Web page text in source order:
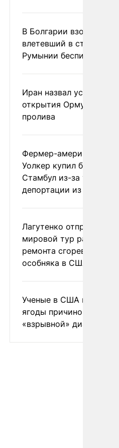
В Болгарии взорвался
влетевший в страну из
Румынии беспилотник
Иран назвал условие
открытия Ормузского
пролива
Фермер-американец
Уолкер купил билет в
Стамбул из-за угрозы
депортации из России
Лагутенко отправился в
мировой тур ради
ремонта сгоревшего
особняка в США
Ученые в США назвали
ягоды причиной
«взрывной» диареи